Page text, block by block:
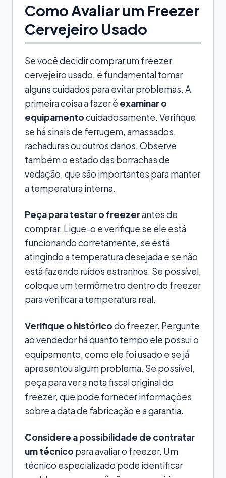
Como Avaliar um Freezer
Cervejeiro Usado
Se você decidir comprar um freezer
cervejeiro usado, é fundamental tomar
alguns cuidados para evitar problemas. A
primeira coisa a fazer é examinar o
equipamentocuidadosamente. Verifique
se há sinais de ferrugem, amassados,
rachaduras ou outros danos. Observe
também o estado das borrachas de
vedação, que são importantes para manter
a temperatura interna.
Peça para testar o freezerantes de
comprar. Ligue-o e verifique se ele está
funcionando corretamente, se está
atingindo a temperatura desejada e se não
está fazendo ruídos estranhos. Se possível,
coloque um termômetro dentro do freezer
para verificar a temperatura real.
Verifique o históricodo freezer. Pergunte
ao vendedor há quanto tempo ele possui o
equipamento, como ele foi usado e se já
apresentou algum problema. Se possível,
peça para ver a nota fiscal original do
freezer, que pode fornecer informações
sobre a data de fabricação e a garantia.
Considere a possibilidade de contratar
um técnico para avaliar o freezer. Um
técnico especializado pode identificar